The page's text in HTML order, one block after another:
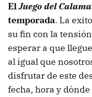
ElJuego del
temporada. La
su fin con la
esperar a que
al igual que
disfrutar de este
fecha, hora y